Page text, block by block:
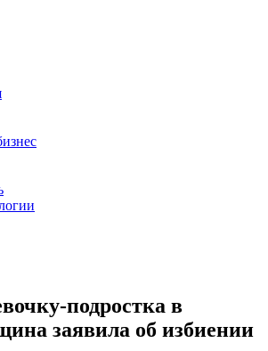
подростка в
заявила об избиении